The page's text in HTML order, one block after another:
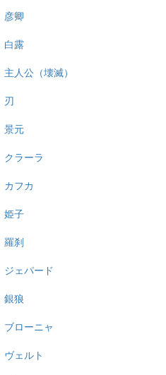
彦卿
白露
主人公（壊滅）
刃
景元
クラーラ
カフカ
姫子
羅刹
ジェパード
銀狼
ブローニャ
ヴェルト